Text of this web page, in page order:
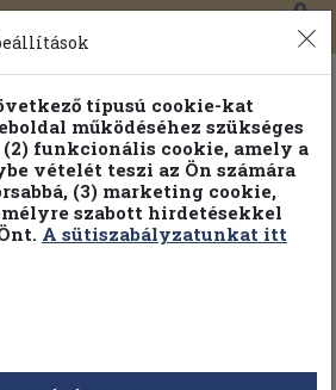
0
típusú cookie-kat
működéséhez szükséges
funkcionális cookie, amely a
vételét teszi az Ön számára
(3) marketing cookie,
szabott hirdetésekkel
A sütiszabályzatunkat itt